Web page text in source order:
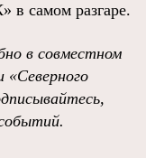
в самом разгаре.
в совместном
«Северного
.